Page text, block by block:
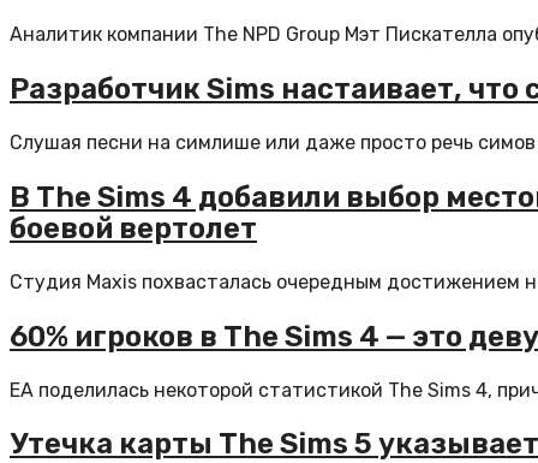
Аналитик компании The NPD Group Мэт Пискателла
Разработчик Sims настаивает,
Слушая песни на симлише или даже просто речь
В The Sims 4 добавили выбор
боевой вертолет
Студия Maxis похвасталась очередным достижением
60% игроков в The Sims 4 — это
EA поделилась некоторой статистикой The Sims 4,
Утечка карты The Sims 5